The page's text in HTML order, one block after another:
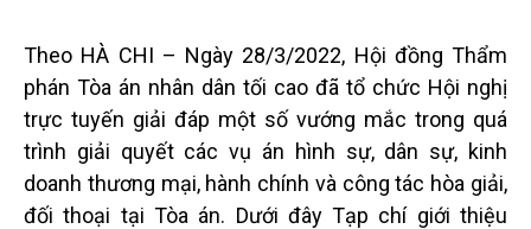
Theo HÀ CHI – Ngày 28/3/2022, Hội đồng Thẩm
phán Tòa án nhân dân tối cao đã tổ chức Hội nghị
trực tuyến giải đáp một số vướng mắc trong quá
trình giải quyết các vụ án hình sự, dân sự, kinh
doanh thương mại, hành chính và công tác hòa giải,
đối thoại tại Tòa án. Dưới đây Tạp chí giới thiệu